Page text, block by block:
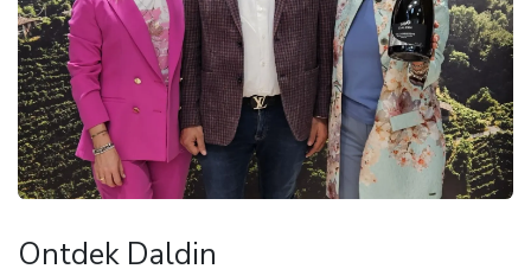
Ontdek Daldin